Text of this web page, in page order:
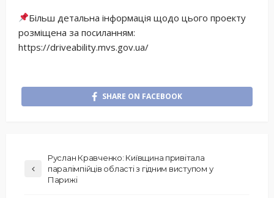
Більш детальна інформація щодо цього проекту
розміщена за посиланням:
https://driveability.mvs.gov.ua/
SHARE ON FACEBOOK
Руслан Кравченко: Київщина привітала
паралімпійців області з гідним виступом у
Парижі